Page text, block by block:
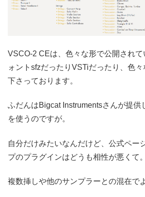
VSCO-2 CEは、色々な形で公開されて
ォントsfzだったりVSTiだったり、色
下さっております。
ふだんはBigcat Instrumentsさんが提供
を使うのですが。
自分だけみたいなんだけど、公式ペー
プのプラグインはどうも相性が悪くて。
複数挿しや他のサンプラーとの混在で